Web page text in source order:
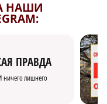
НАШИ
ПРАВДА
ничего лишнего